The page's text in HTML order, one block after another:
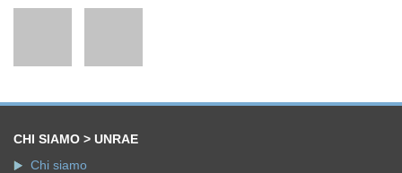
CHI SIAMO > UNRAE
Chi siamo